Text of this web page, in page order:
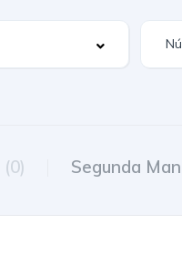
(0) Segunda